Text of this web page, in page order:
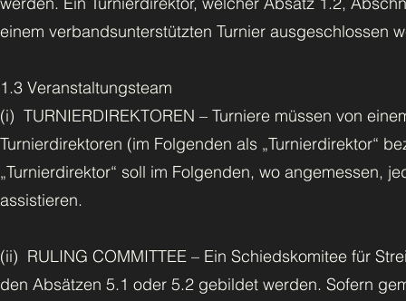
einem verbandsunterstützten Turnier ausgeschlossen
1.3 Veranstaltungsteam
(i) TURNIERDIREKTOREN – Turniere müssen von
Turnierdirektoren (im Folgenden als „Turnierdirektor“
„Turnierdirektor“ soll im Folgenden, wo angemessen,
assistieren.
(ii) RULING COMMITTEE – Ein Schiedskomitee für
den Absätzen 5.1 oder 5.2 gebildet werden. Sofern